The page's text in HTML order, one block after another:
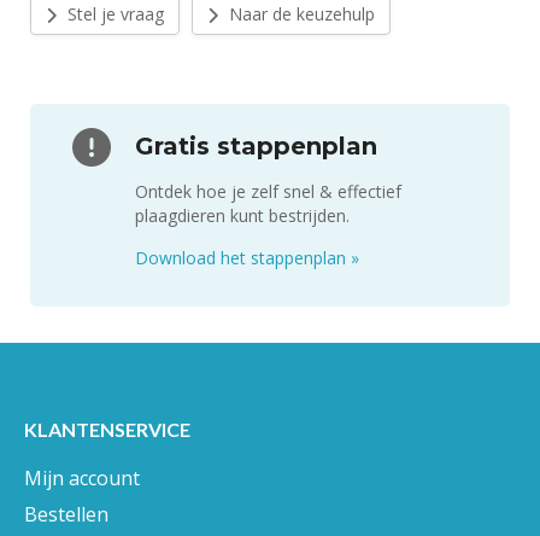
Stel je vraag Naar de keuzehulp
Gratis stappenplan
Ontdek hoe je zelf snel & effectief
plaagdieren kunt bestrijden.
Download het stappenplan »
KLANTENSERVICE
Mijn account
Bestellen